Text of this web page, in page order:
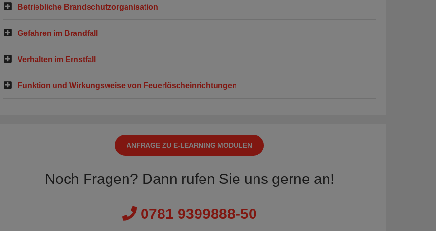
Betriebliche Brandschutzorganisation
Gefahren im Brandfall
Verhalten im Ernstfall
Funktion und Wirkungsweise von Feuerlöscheinrichtungen
ANFRAGE ZU E-LEARNING MODULEN
Noch Fragen? Dann rufen Sie uns gerne an!
0781 9399888-50